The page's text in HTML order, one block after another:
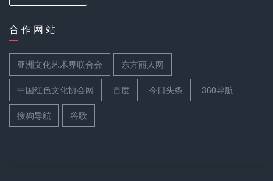
合 作 网 站
亚洲文化艺术界联合会 东方丽人网
中国红色文化协会网 百度 今日头条 360导航
搜狗导航 谷歌